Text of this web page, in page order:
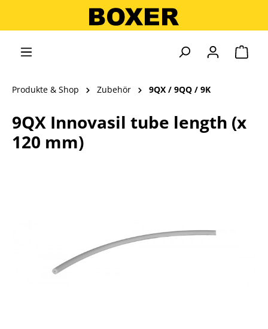
Produkte & Shop Zubehör 9QX / 9QQ / 9K
9QX Innovasil tube length (x
120 mm)